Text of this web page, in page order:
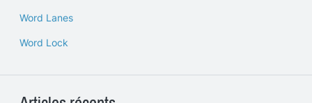
Word Lanes
Word Lock